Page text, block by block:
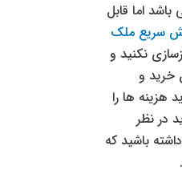
اما قابل
سریع ملک
نکنید و
خرید و
هزینه ها را
در نظر
باشید که